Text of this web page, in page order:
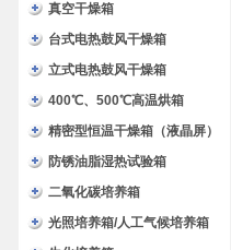
验箱
真空干燥箱
台式电热鼓风干燥箱
立式电热鼓风干燥箱
400℃、500℃高温烘箱
精密型恒温干燥箱（液晶屏）
防锈油脂湿热试验箱
二氧化碳培养箱
光照培养箱/人工气候培养箱